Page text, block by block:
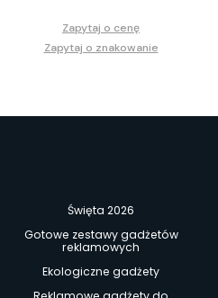
Zapytaj o cenę
Zapytaj o znakowanie
Święta 2026
Gotowe zestawy gadżetów
reklamowych
Ekologiczne gadżety